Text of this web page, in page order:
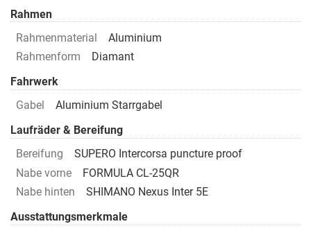
Rahmen
Rahmenmaterial
Aluminium
Rahmenform
Diamant
Fahrwerk
Gabel
Aluminium Starrgabel
Laufräder & Bereifung
Bereifung
SUPERO Intercorsa puncture proof
Nabe vorne
FORMULA CL-25QR
Nabe hinten
SHIMANO Nexus Inter 5E
Ausstattungsmerkmale